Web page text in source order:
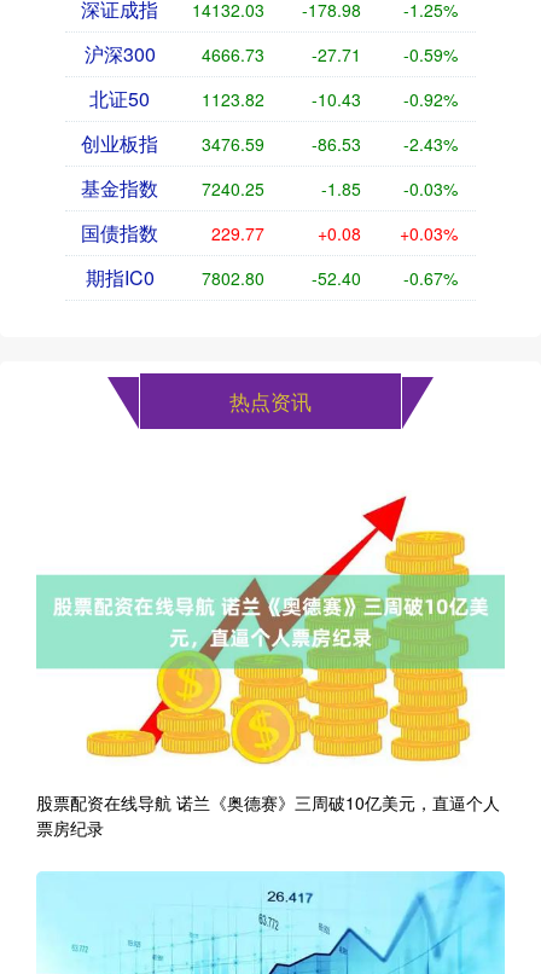
深证成指 14130.79 -180.22 -1.26%
沪深300 4666.21 -28.23 -0.60%
北证50 1123.67 -10.58 -0.93%
创业板指 3476.57 -86.54 -2.43%
基金指数 7240.08 -2.02 -0.03%
国债指数 229.77 +0.08 +0.03%
期指IC0 7803.40 -51.80 -0.66%
热点资讯
股票配资在线导航 诺兰《奥德赛》三周破10亿美元，直逼个人
票房纪录